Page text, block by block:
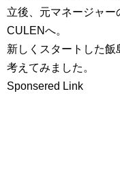
立後、元マネージャ
CULENへ。
新しくスタートした
考えてみました。
Sponsered Link